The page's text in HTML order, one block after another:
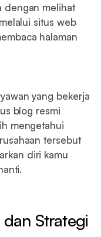
dengan melihat
situs web
halaman
yang bekerja
blog resmi
mengetahui
tersebut
diri kamu
Strategi